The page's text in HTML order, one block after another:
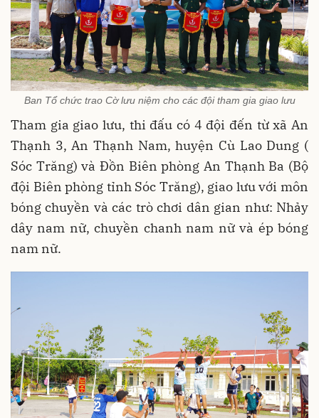
Ban Tổ chức trao Cờ lưu niệm cho các đội tham gia giao lưu
Tham gia giao lưu, thi đấu có 4 đội đến từ xã An
Thạnh 3, An Thạnh Nam, huyện Cù Lao Dung (
Sóc Trăng) và Đồn Biên phòng An Thạnh Ba (Bộ
đội Biên phòng tỉnh Sóc Trăng), giao lưu với môn
bóng chuyền và các trò chơi dân gian như: Nhảy
dây nam nữ, chuyền chanh nam nữ và ép bóng
nam nữ.